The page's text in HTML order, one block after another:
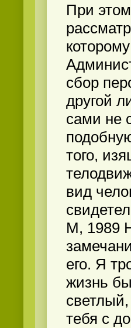
При
сбор
другой
сами не
того,
вид
М, 1989
его. Я
жизнь
тебя с